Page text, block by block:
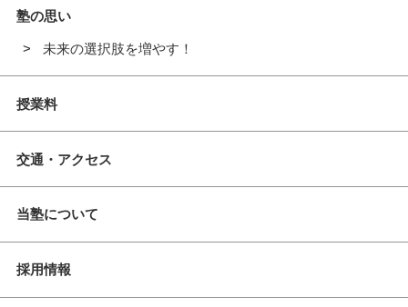
塾の思い
未来の選択肢を増やす！
授業料
交通・アクセス
当塾について
採用情報